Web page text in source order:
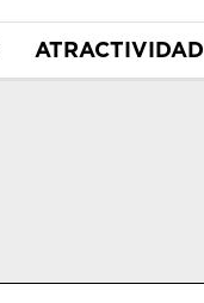
ATRACTIVIDAD